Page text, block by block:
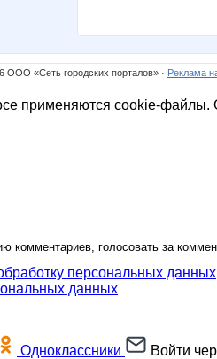
ООО «Сеть городских порталов» · Реклама
применяются cookie-файлы.
комментариев, голосовать за
персональных данных
данных
Одноклассники Войти